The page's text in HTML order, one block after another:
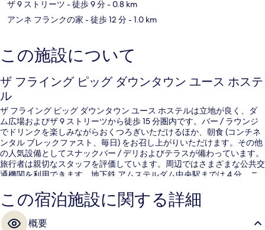
ザ 9 ストリーツ - 徒歩 9 分- 0.8 km
アンネ フランクの家 - 徒歩 12 分- 1.0 km
この施設について
ザ フライング ピッグ ダウンタウン ユース ホステ
ル
ザ フライング ピッグ ダウンタウン ユース ホステルは立地が良く、ダ
ム広場およびザ 9 ストリーツから徒歩 15 分圏内です。バー / ラウンジ
でドリンクを楽しみながらおくつろぎいただけるほか、朝食 (コンチネ
ンタル ブレックファスト、毎日) をお召し上がりいただけます。その他
の人気設備としてスナックバー / デリおよびテラスが備わっています。
旅行者は親切なスタッフを評価しています。周辺ではさまざまな公共交
通機関を利用できます。地下鉄 アムステルダム中央駅までは 4 分、ニ
この宿泊施設に関する詳細
概要